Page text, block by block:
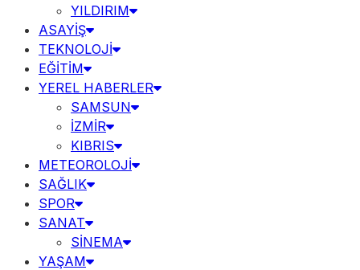
YILDIRIM
ASAYİŞ
TEKNOLOJİ
EĞİTİM
YEREL HABERLER
SAMSUN
İZMİR
KIBRIS
METEOROLOJİ
SAĞLIK
SPOR
SANAT
SİNEMA
YAŞAM